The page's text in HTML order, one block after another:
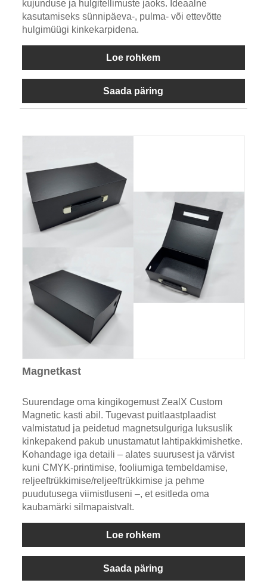
kujunduse ja hulgitellimuste jaoks. Ideaalne
kasutamiseks sünnipäeva-, pulma- või ettevõtte
hulgimüügi kinkekarpidena.
Loe rohkem
Saada päring
Magnetkast
Suurendage oma kingikogemust ZealX Custom
Magnetic kasti abil. Tugevast puitlaastplaadist
valmistatud ja peidetud magnetsulguriga luksuslik
kinkepakend pakub unustamatut lahtipakkimishetke.
Kohandage iga detaili – alates suurusest ja värvist
kuni CMYK-printimise, fooliumiga tembeldamise,
reljeeftrükkimise/reljeeftrükkimise ja pehme
puudutusega viimistluseni –, et esitleda oma
kaubamärki silmapaistvalt.
Loe rohkem
Saada päring